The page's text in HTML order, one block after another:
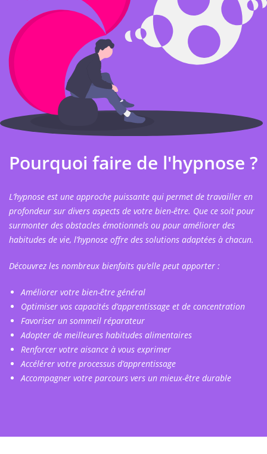
Pourquoi faire de l'hypnose ?
L’hypnose est une approche puissante qui permet de travailler en
profondeur sur divers aspects de votre bien-être. Que ce soit pour
surmonter des obstacles émotionnels ou pour améliorer des
habitudes de vie, l’hypnose offre des solutions adaptées à chacun.
Découvrez les nombreux bienfaits qu’elle peut apporter :
Améliorer votre bien-être général
Optimiser vos capacités d’apprentissage et de concentration
Favoriser un sommeil réparateur
Adopter de meilleures habitudes alimentaires
Renforcer votre aisance à vous exprimer
Accélérer votre processus d’apprentissage
Accompagner votre parcours vers un mieux-être durable